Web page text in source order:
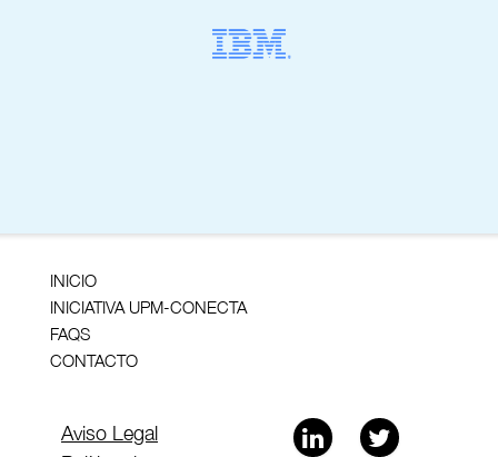
INICIO
INICIATIVA UPM-CONECTA
FAQS
CONTACTO
Aviso Legal